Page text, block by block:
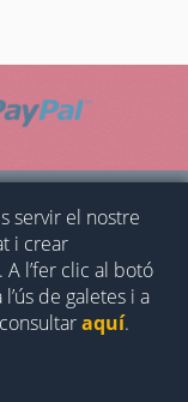
DE PRIVACITAT
Catalunya-
Españoles
servir el nostre
i crear
l’fer clic al botó
de galetes i a
aquí.